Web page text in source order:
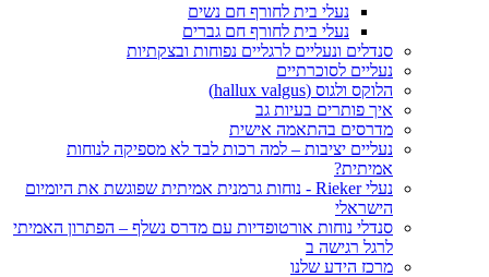
נעלי בית לחורף חם נשים
נעלי בית לחורף חם גברים
סנדלים ונעליים לרגליים נפוחות ובצקתיות
נעליים לסוכרתיים
הלוקס ולגוס (hallux valgus)
איך פותרים בעיות גב
מדרסים בהתאמה אישית
נעליים יציבות – למה רכות לבד לא מספיקה לנוחות
אמיתית?
נעלי Rieker - נוחות גרמנית אמיתית שפוגשת את היומיום
הישראלי
סנדלי נוחות אורטופדיות עם מדרס נשלף – הפתרון האמיתי
לרגל רגישה ב
מרכז הידע שלנו